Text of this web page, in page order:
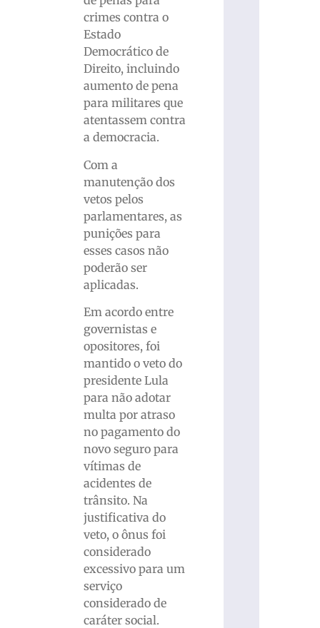
crimes contra o
Estado
Democrático de
Direito, incluindo
aumento de pena
para militares que
atentassem contra
a democracia.
Com a
manutenção dos
vetos pelos
parlamentares, as
punições para
esses casos não
poderão ser
aplicadas.
Em acordo entre
governistas e
opositores, foi
mantido o veto do
presidente Lula
para não adotar
multa por atraso
no pagamento do
novo seguro para
vítimas de
acidentes de
trânsito. Na
justificativa do
veto, o ônus foi
considerado
excessivo para um
serviço
considerado de
caráter social.